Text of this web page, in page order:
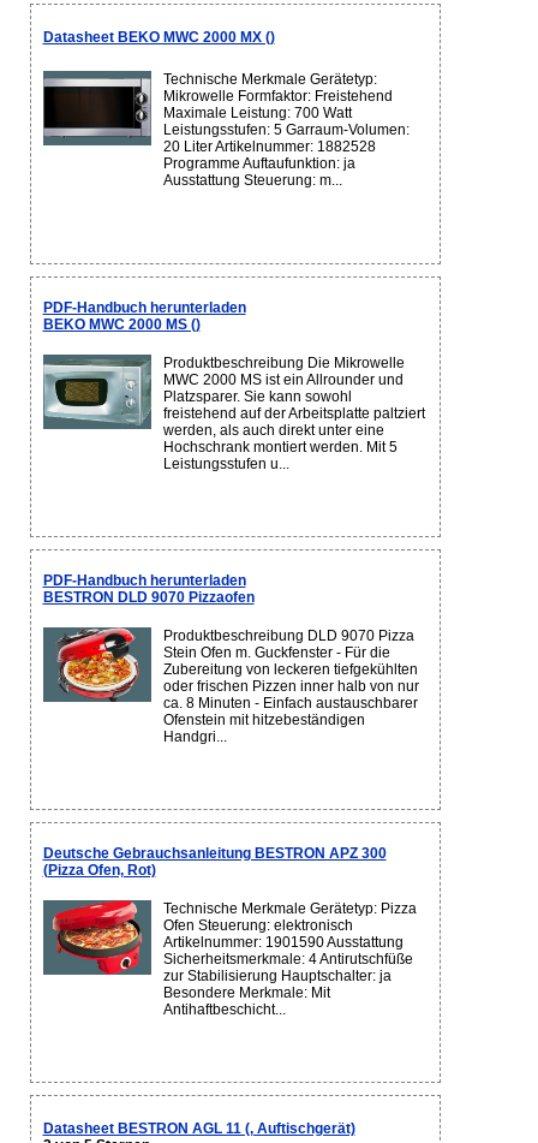
Datasheet BEKO MWC 2000 MX ()
Technische Merkmale Gerätetyp:
Mikrowelle Formfaktor: Freistehend
Maximale Leistung: 700 Watt
Leistungsstufen: 5 Garraum-Volumen:
20 Liter Artikelnummer: 1882528
Programme Auftaufunktion: ja
Ausstattung Steuerung: m...
PDF-Handbuch herunterladen
BEKO MWC 2000 MS ()
Produktbeschreibung Die Mikrowelle
MWC 2000 MS ist ein Allrounder und
Platzsparer. Sie kann sowohl
freistehend auf der Arbeitsplatte paltziert
werden, als auch direkt unter eine
Hochschrank montiert werden. Mit 5
Leistungsstufen u...
PDF-Handbuch herunterladen
BESTRON DLD 9070 Pizzaofen
Produktbeschreibung DLD 9070 Pizza
Stein Ofen m. Guckfenster - Für die
Zubereitung von leckeren tiefgekühlten
oder frischen Pizzen inner halb von nur
ca. 8 Minuten - Einfach austauschbarer
Ofenstein mit hitzebeständigen
Handgri...
Deutsche Gebrauchsanleitung BESTRON APZ 300
(Pizza Ofen, Rot)
Technische Merkmale Gerätetyp: Pizza
Ofen Steuerung: elektronisch
Artikelnummer: 1901590 Ausstattung
Sicherheitsmerkmale: 4 Antirutschfüße
zur Stabilisierung Hauptschalter: ja
Besondere Merkmale: Mit
Antihaftbeschicht...
Datasheet BESTRON AGL 11 (, Auftischgerät)